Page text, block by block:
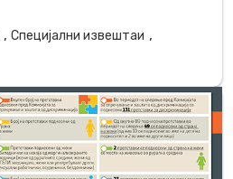
, Специјални извештаи ,